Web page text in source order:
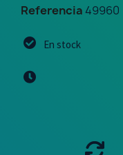
Referencia 49960
En stock